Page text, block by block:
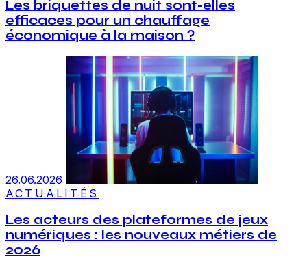
Les briquettes de nuit sont-elles
efficaces pour un chauffage
économique à la maison ?
26.06.2026
ACTUALITÉS
Les acteurs des plateformes de jeux
numériques : les nouveaux métiers de
2026